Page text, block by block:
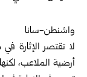
واشنطن-سانا
أرضية الملاعب،